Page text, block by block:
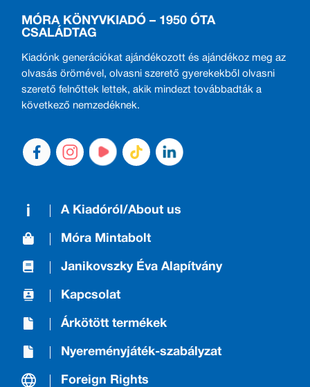
MÓRA KÖNYVKIADÓ – 1950 ÓTA
CSALÁDTAG
Kiadónk generációkat ajándékozott és ajándékoz meg az
olvasás örömével, olvasni szerető gyerekekből olvasni
szerető felnőttek lettek, akik mindezt továbbadták a
következő nemzedéknek.
A Kiadóról/About us
Móra Mintabolt
Janikovszky Éva Alapítvány
Kapcsolat
Árkötött termékek
Nyereményjáték-szabályzat
Foreign Rights